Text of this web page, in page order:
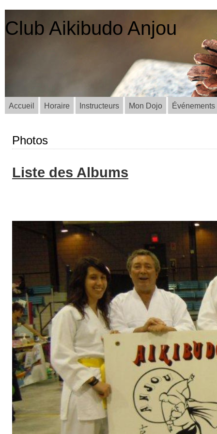
Club Aikibudo Anjou
Accueil Horaire Instructeurs Mon Dojo Événements
Photos
Liste des Albums